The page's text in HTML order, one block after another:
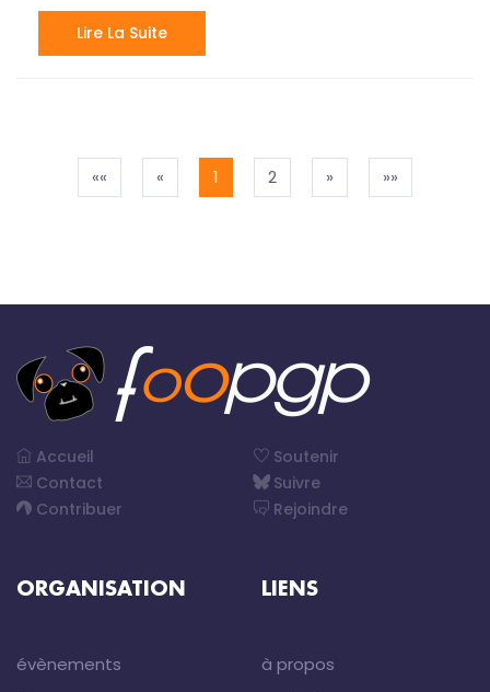
Lire La Suite
«« « 1 2 » »»
Accueil
Contact
Contribuer
Soutenir
Suivre
Rejoindre
ORGANISATION
évènements
LIENS
à propos